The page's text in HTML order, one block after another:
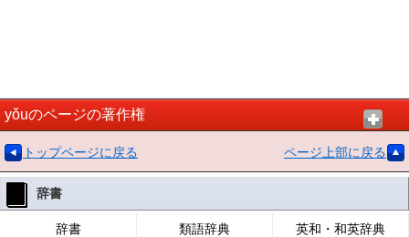
yǒuのページの著作権
トップページに戻る ページ上部に戻る
辞書
辞書 類語辞典 英和・和英辞典